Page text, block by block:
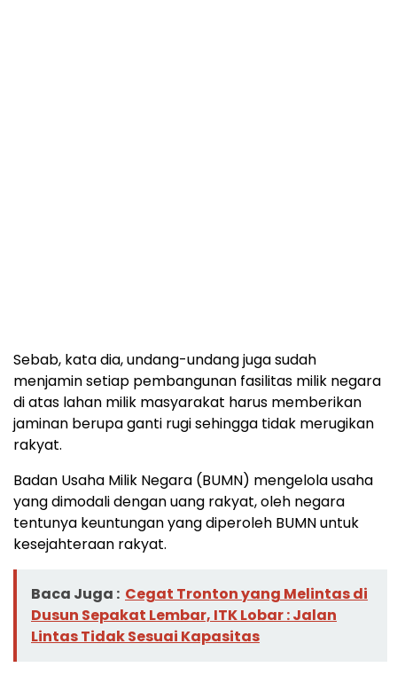
Sebab, kata dia, undang-undang juga sudah
menjamin setiap pembangunan fasilitas milik negara
di atas lahan milik masyarakat harus memberikan
jaminan berupa ganti rugi sehingga tidak merugikan
rakyat.
Badan Usaha Milik Negara (BUMN) mengelola usaha
yang dimodali dengan uang rakyat, oleh negara
tentunya keuntungan yang diperoleh BUMN untuk
kesejahteraan rakyat.
Baca Juga : Cegat Tronton yang Melintas di
Dusun Sepakat Lembar, ITK Lobar : Jalan
Lintas Tidak Sesuai Kapasitas